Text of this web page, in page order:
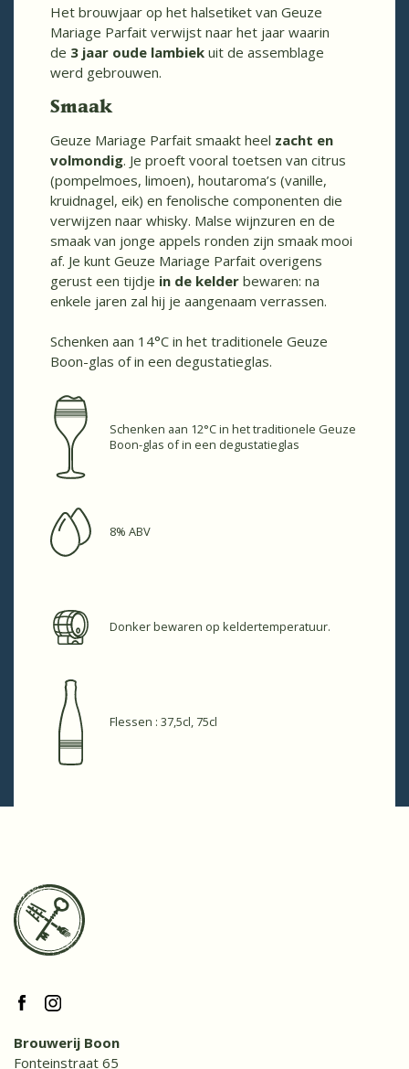
Het brouwjaar op het halsetiket van Geuze
Mariage Parfait verwijst naar het jaar waarin
de 3 jaar oude lambiek uit de assemblage
werd gebrouwen.
Smaak
Geuze Mariage Parfait smaakt heel zacht en
volmondig. Je proeft vooral toetsen van citrus
(pompelmoes, limoen), houtaroma’s (vanille,
kruidnagel, eik) en fenolische componenten die
verwijzen naar whisky. Malse wijnzuren en de
smaak van jonge appels ronden zijn smaak mooi
af. Je kunt Geuze Mariage Parfait overigens
gerust een tijdje in de kelder bewaren: na
enkele jaren zal hij je aangenaam verrassen.
Schenken aan 14°C in het traditionele Geuze
Boon-glas of in een degustatieglas.
Schenken aan 12°C in het traditionele Geuze
Boon-glas of in een degustatieglas
8% ABV
Donker bewaren op keldertemperatuur.
Flessen : 37,5cl, 75cl
Brouwerij Boon
Fonteinstraat 65